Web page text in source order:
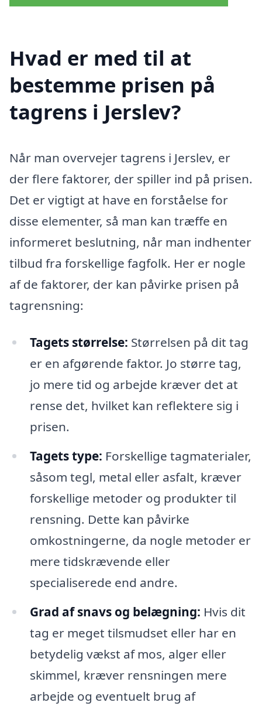
Hvad er med til at
bestemme prisen på
tagrens i Jerslev?
Når man overvejer tagrens i Jerslev, er
der flere faktorer, der spiller ind på prisen.
Det er vigtigt at have en forståelse for
disse elementer, så man kan træffe en
informeret beslutning, når man indhenter
tilbud fra forskellige fagfolk. Her er nogle
af de faktorer, der kan påvirke prisen på
tagrensning:
Tagets størrelse: Størrelsen på dit tag
er en afgørende faktor. Jo større tag,
jo mere tid og arbejde kræver det at
rense det, hvilket kan reflektere sig i
prisen.
Tagets type: Forskellige tagmaterialer,
såsom tegl, metal eller asfalt, kræver
forskellige metoder og produkter til
rensning. Dette kan påvirke
omkostningerne, da nogle metoder er
mere tidskrævende eller
specialiserede end andre.
Grad af snavs og belægning: Hvis dit
tag er meget tilsmudset eller har en
betydelig vækst af mos, alger eller
skimmel, kræver rensningen mere
arbejde og eventuelt brug af